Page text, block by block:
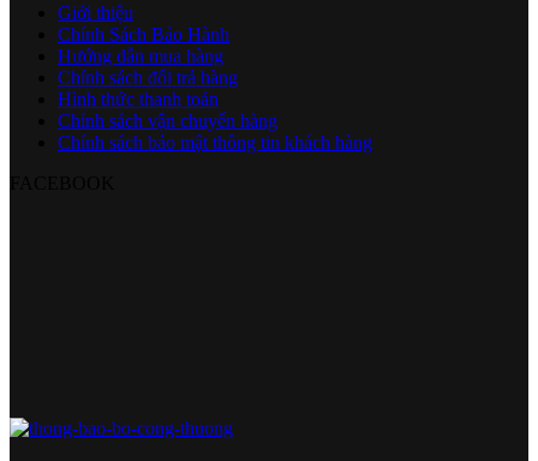
Giới thiệu
Chính Sách Bảo Hành
Hướng dẫn mua hàng
Chính sách đổi trả hàng
Hình thức thanh toán
Chính sách vận chuyển hàng
Chính sách bảo mật thông tin khách hàng